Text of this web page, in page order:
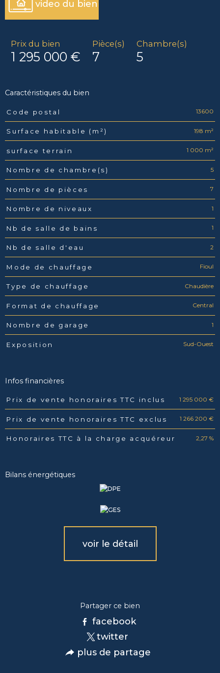
video du bien
Prix du bien
1 295 000 €
Pièce(s)
7
Chambre(s)
5
Caractéristiques du bien
Caractéristiques Valeurs
Code postal 13600
Surface habitable (m²) 198 m²
surface terrain 1 000 m²
Nombre de chambre(s) 5
Nombre de pièces 7
Nombre de niveaux 1
Nb de salle de bains 1
Nb de salle d'eau 2
Mode de chauffage Fioul
Type de chauffage Chaudière
Format de chauffage Central
Nombre de garage 1
Exposition Sud-Ouest
Infos financières
Caractéristiques Valeurs
Prix de vente honoraires TTC inclus 1 295 000 €
Prix de vente honoraires TTC exclus 1 266 200 €
Honoraires TTC à la charge acquéreur 2,27 %
Bilans énergétiques
voir le détail
Partager ce bien
facebook
twitter
plus de partage